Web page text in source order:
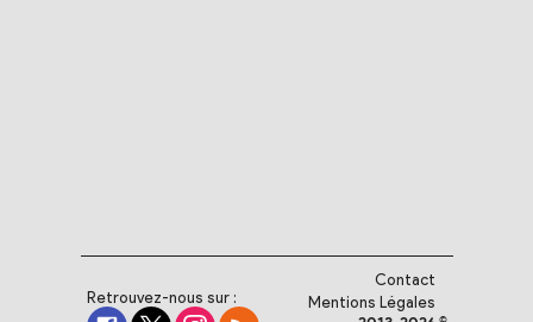
Retrouvez-nous sur :
Contact
Mentions Légales